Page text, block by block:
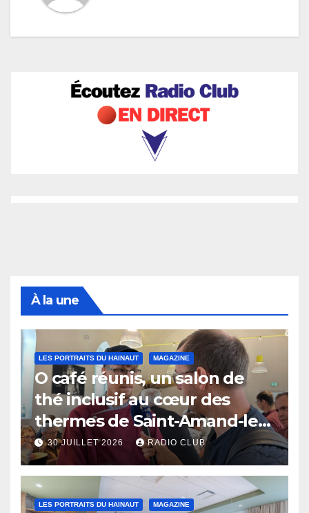
À la une
LES PORTRAITS DU HAINAUT MAGAZINE
O café réunis, un salon de
thé inclusif au cœur des
thermes de Saint-Amand-les-
Eaux
30 JUILLET 2026 RADIO CLUB
LES PORTRAITS DU HAINAUT MAGAZINE